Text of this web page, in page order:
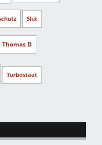
Slut
Thomas D
Turbostaat